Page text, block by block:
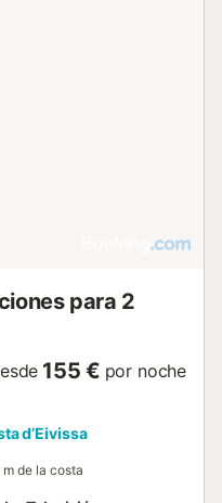
para 2
155 € por noche
d’Eivissa
m de la costa